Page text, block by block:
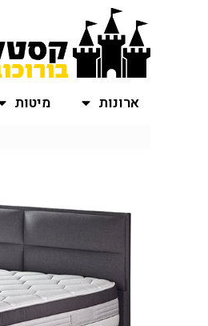
ארונות מיטות